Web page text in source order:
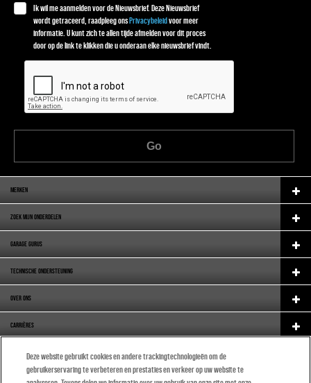
Ik wil me aanmelden voor de Nieuwsbrief. Deze Nieuwsbrief
wordt getraceerd, raadpleeg onsPrivacybeleidvoor meer
informatie. U kunt zich te allen tijde afmelden voor dit proces
door op de link te klikken die u onderaan elke nieuwsbrief vindt.
Go
MERKEN
ZOEK MIJN ONDERDELEN
GARAGE GURUS
TECHNISCHE ONDERSTEUNING
OVER ONS
CARRIÈRES
ORIGINAL EQUIPMENT
Deze website gebruikt cookies en andere trackingtechnologieën om de
gebruikerservaring te verbeteren en prestaties en verkeer op uw website te